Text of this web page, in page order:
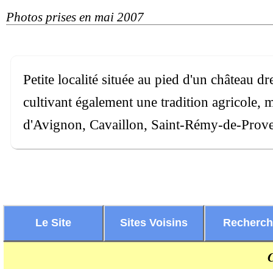
Photos prises en mai 2007
Petite localité située au pied d'un château
cultivant également une tradition agricole,
d'Avignon, Cavaillon, Saint-Rémy-de-
Le Site Sites Voisins